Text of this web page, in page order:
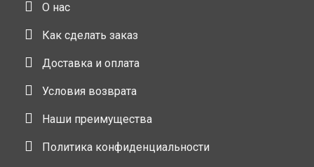
О нас
Как сделать заказ
Доставка и оплата
Условия возврата
Наши преимущества
Политика конфиденциальности